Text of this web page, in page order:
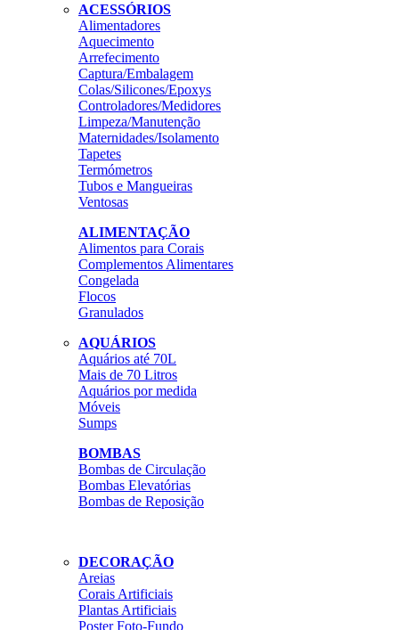
ACESSÓRIOS
Alimentadores
Aquecimento
Arrefecimento
Captura/Embalagem
Colas/Silicones/Epoxys
Controladores/Medidores
Limpeza/Manutenção
Maternidades/Isolamento
Tapetes
Termómetros
Tubos e Mangueiras
Ventosas
ALIMENTAÇÃO
Alimentos para Corais
Complementos Alimentares
Congelada
Flocos
Granulados
AQUÁRIOS
Aquários até 70L
Mais de 70 Litros
Aquários por medida
Móveis
Sumps
BOMBAS
Bombas de Circulação
Bombas Elevatórias
Bombas de Reposição
DECORAÇÃO
Areias
Corais Artificiais
Plantas Artificiais
Poster Foto-Fundo